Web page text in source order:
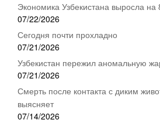
Экономика Узбекистана выросла на
07/22/2026
Сегодня почти прохладно
07/21/2026
Узбекистан пережил аномальную
07/21/2026
Смерть после контакта с диким
выясняет
07/14/2026